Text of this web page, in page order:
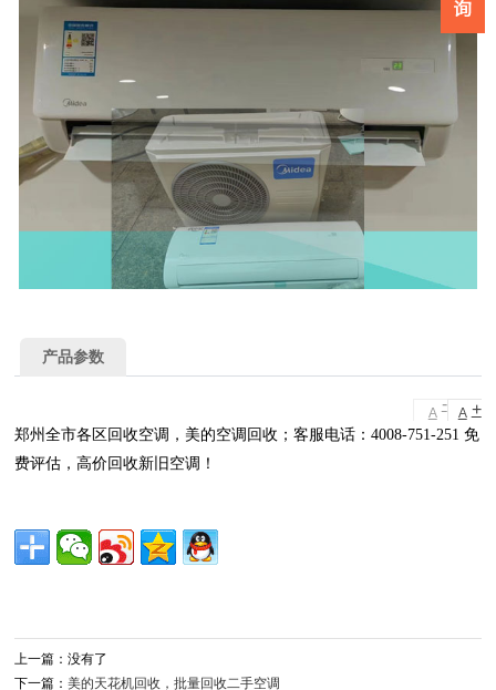
产品参数
A - A +
郑州全市各区回收空调，美的空调回收；客服电话：4008-751-251 免
费评估，高价回收新旧空调！
上一篇：没有了
下一篇：美的天花机回收，批量回收二手空调